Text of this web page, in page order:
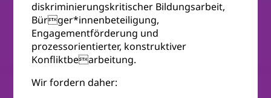
diskriminierungskritischer Bildungsarbeit,
Bürger*innenbeteiligung,
Engagementförderung und
prozessorientierter, konstruktiver
Konfliktbearbeitung.
Wir fordern daher: